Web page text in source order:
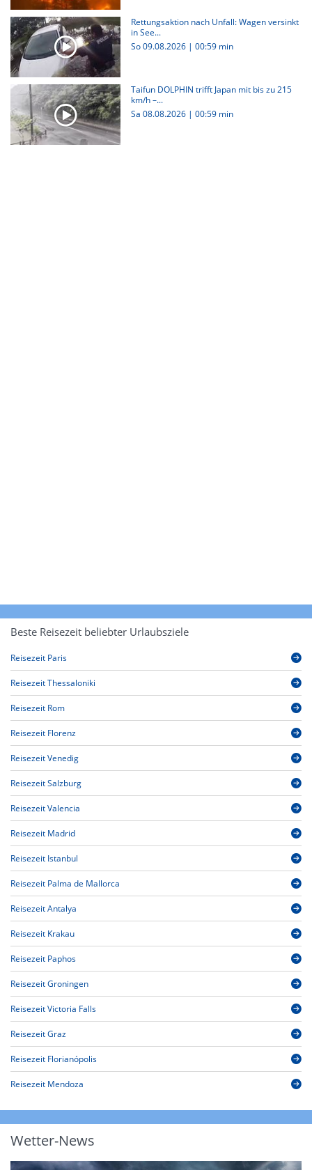
Rettungsaktion nach Unfall: Wagen versinkt
in See...
So 09.08.2026 | 00:59 min
Taifun DOLPHIN trifft Japan mit bis zu 215
km/h –...
Sa 08.08.2026 | 00:59 min
Beste Reisezeit beliebter Urlaubsziele
Reisezeit Paris
Reisezeit Thessaloniki
Reisezeit Rom
Reisezeit Florenz
Reisezeit Venedig
Reisezeit Salzburg
Reisezeit Valencia
Reisezeit Madrid
Reisezeit Istanbul
Reisezeit Palma de Mallorca
Reisezeit Antalya
Reisezeit Krakau
Reisezeit Paphos
Reisezeit Groningen
Reisezeit Victoria Falls
Reisezeit Graz
Reisezeit Florianópolis
Reisezeit Mendoza
Wetter-News